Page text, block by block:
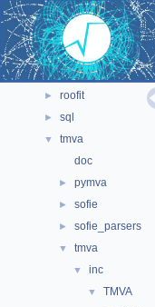
► math
► montecarlo
► net
► pyzdoc
► roofit
► sql
▼
tmva
doc
► pymva
► sofie
► sofie_parsers
▼ tmva
▼ inc
▼ TMVA